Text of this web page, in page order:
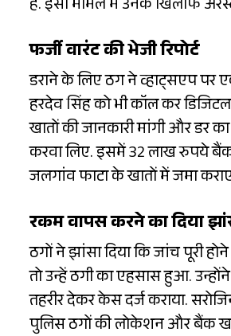
है. इसी मामले में उनके खिलाफ
फर्जी वारंट की भेजी रिपोर्ट
डराने के लिए ठग ने व्हाट्सएप पर
हरदेव सिंह को भी कॉल कर
खातों की जानकारी मांगी और डर
करवा लिए. इसमें 32 लाख रुपये
जलगांव फाटा के खातों में जमा
रकम वापस करने का दिया
ठगों ने झांसा दिया कि जांच पूरी
तो उन्हें ठगी का एहसास हुआ.
तहरीर देकर केस दर्ज कराया.
पुलिस ठगों की लोकेशन और बैंक